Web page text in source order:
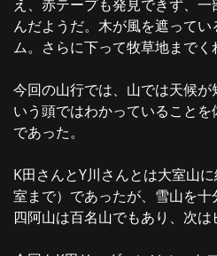
え、赤テープも発見できず、
んだようだ。木が風を遮って
ム。さらに下って牧草地までく
今回の山行では、山では天候
いう頭ではわかっていること
であった。
K田さんとY川さんとは大室山
室まで）であったが、雪山を十
四阿山は百名山でもあり、次は